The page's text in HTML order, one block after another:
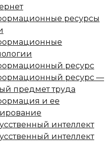
ресурсы
ресурс
ресурс —
предмет труда
и ее
интеллект
интеллект